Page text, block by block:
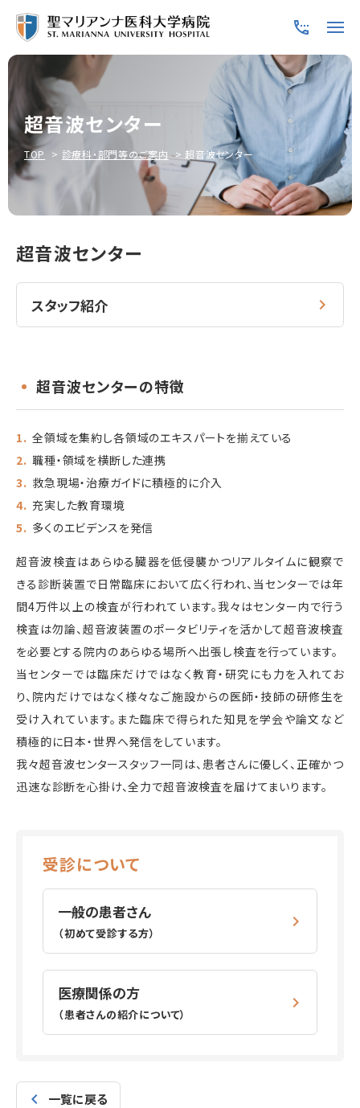
超音波センター
TOP 診療科・部門等のご案内 超音波センター
超音波センター
スタッフ紹介
超音波センターの特徴
全領域を集約し各領域のエキスパートを揃えている
職種・領域を横断した連携
救急現場・治療ガイドに積極的に介入
充実した教育環境
多くのエビデンスを発信
超音波検査はあらゆる臓器を低侵襲かつリアルタイムに観察で
きる診断装置で日常臨床において広く行われ、当センターでは年
間4万件以上の検査が行われています。我々はセンター内で行う
検査は勿論、超音波装置のポータビリティを活かして超音波検査
を必要とする院内のあらゆる場所へ出張し検査を行っています。
当センターでは臨床だけではなく教育・研究にも力を入れてお
り、院内だけではなく様々なご施設からの医師・技師の研修生を
受け入れています。また臨床で得られた知見を学会や論文など
積極的に日本・世界へ発信をしています。
我々超音波センタースタッフ一同は、患者さんに優しく、正確かつ
迅速な診断を心掛け、全力で超音波検査を届けてまいります。
受診について
一般の患者さん
（初めて受診する方）
医療関係の方
（患者さんの紹介について）
一覧に戻る